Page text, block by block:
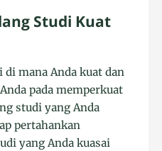
Studi Kuat
di mana Anda kuat dan
pada memperkuat
studi yang Anda
pertahankan
yang Anda kuasai